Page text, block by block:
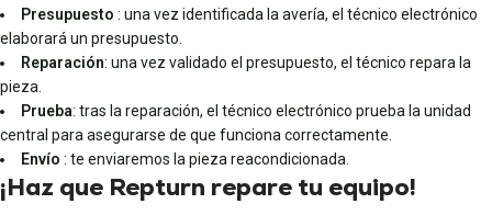
Presupuesto : una vez identificada la avería, el técnico electrónico
elaborará un presupuesto.
Reparación: una vez validado el presupuesto, el técnico repara la
pieza.
Prueba: tras la reparación, el técnico electrónico prueba la unidad
central para asegurarse de que funciona correctamente.
Envío : te enviaremos la pieza reacondicionada.
¡Haz que Repturn repare tu equipo!